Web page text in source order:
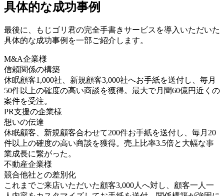
具体的な成功事例
最後に、もじゴリ君の完全手書きサービスを導入いただいた
具体的な成功事例を一部ご紹介します。
M&A企業様
信頼関係の構築
休眠顧客1,000社、新規顧客3,000社へお手紙を送付し、毎月
50件以上の確度の高い商談を獲得。最大で月間60億円近くの
案件を受注。
PR支援の企業様
想いの伝達
休眠顧客、新規顧客合わせて200件お手紙を送付し、毎月20
件以上の確度の高い商談を獲得。売上比率3.5倍と大幅な事
業成長に繋がった。
不動産企業様
競合他社との差別化
これまでご来店いただいた顧客3,000人へ対し、顧客一人一